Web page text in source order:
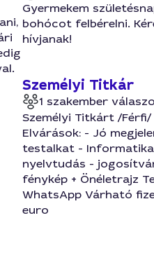
Gyermekem
bohócot felbérelni.
hívjanak!
Személyi Titkár
1 szakember
Személyi Titkárt /
Elvárások: - Jó
testalkat -
nyelvtudás -
fénykép + Önéletrajz
WhatsApp Várható
euro